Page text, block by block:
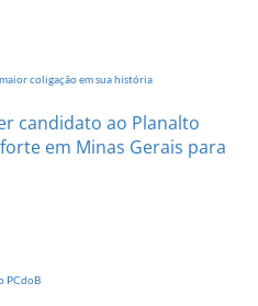
setembro
coligação em sua história
candidato ao Planalto
em Minas Gerais para
PCdoB